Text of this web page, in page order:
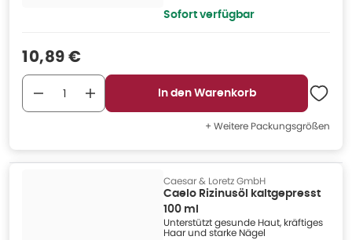
Sofort verfügbar
Verkaufspreis
10,89 €
In den Warenkorb
+ Weitere Packungsgrößen
Caesar & Loretz GmbH
Caelo Rizinusöl kaltgepresst
100 ml
Unterstützt gesunde Haut, kräftiges
Haar und starke Nägel